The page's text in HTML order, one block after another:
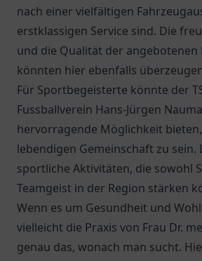
nach einer vielfältigen
erstklassigen Service sind. Die
und die Qualität der angebotenen
könnten hier ebenfalls
Für Sportbegeisterte könnte der
Fussballverein Hans-Jürgen
hervorragende Möglichkeit
lebendigen Gemeinschaft zu
sportliche Aktivitäten, die sowohl
Teamgeist in der Region stärken
Wenn es um Gesundheit und
vielleicht die Praxis von Frau Dr.
genau das, wonach man sucht.